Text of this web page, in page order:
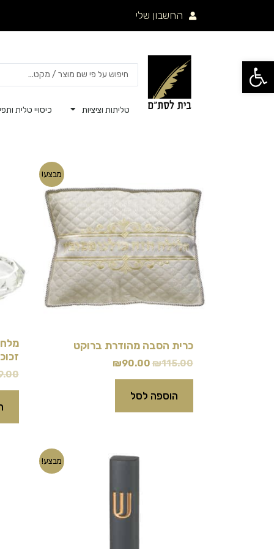
פתח סרגל נגישות
החשבון שלי
Search
...
טליתות וציציות כיסויי טלית
מבצע!
כרית הסבה מהודרת ברוקט
₪115.00
היה:
₪115.00.
₪90.00
הוא:
₪90.00.
הוספה לסל
מבצע!
המחיר
₪80.00.
המחיר
₪69.00.